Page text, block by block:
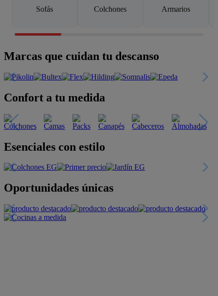
Sofás Colchones Armarios
Marcas que cuidan tu descanso
Confort a tu medida
Esenciales con estilo
Oportunidades únicas